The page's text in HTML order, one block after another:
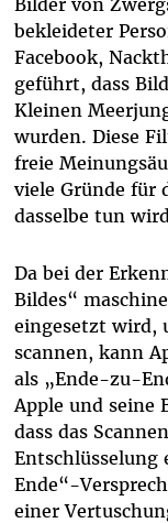
bekleideter
Facebook,
geführt, dass
Kleinen
wurden. Diese
freie
viele Gründe für
dasselbe tun
Da bei der
Bildes“
eingesetzt wird,
scannen, kann
als „Ende-zu-
Apple und seine
dass das
Entschlüsselung
Ende“-
einer